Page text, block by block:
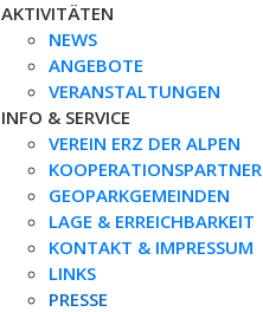
AKTIVITÄTEN
NEWS
ANGEBOTE
VERANSTALTUNGEN
INFO & SERVICE
VEREIN ERZ DER ALPEN
KOOPERATIONSPARTNER
GEOPARKGEMEINDEN
LAGE & ERREICHBARKEIT
KONTAKT & IMPRESSUM
LINKS
PRESSE